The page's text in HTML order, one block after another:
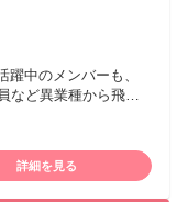
など異業種から飛び
イチから頑張りた
伸びそう！」など、
詳細を見る